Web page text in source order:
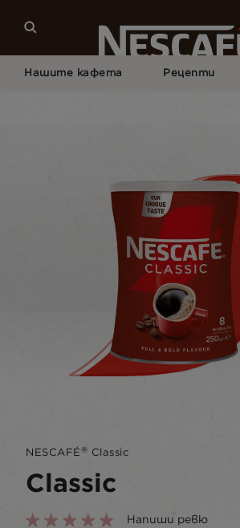
Нашите кафета Рецепти
NESCAFÉ® Classic​
Classic
Напиши ревю